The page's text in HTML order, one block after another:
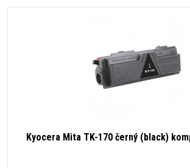
Kyocera Mita TK-170 černý (black)